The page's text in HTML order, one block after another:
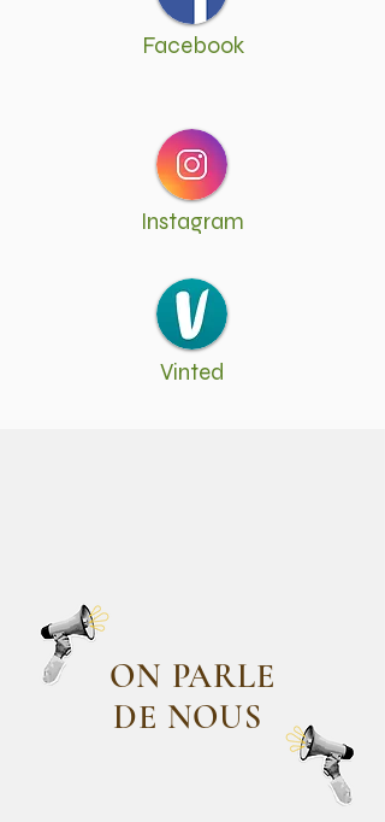
Facebook
Instagram
Vinted
ON PARLE
DE NOUS